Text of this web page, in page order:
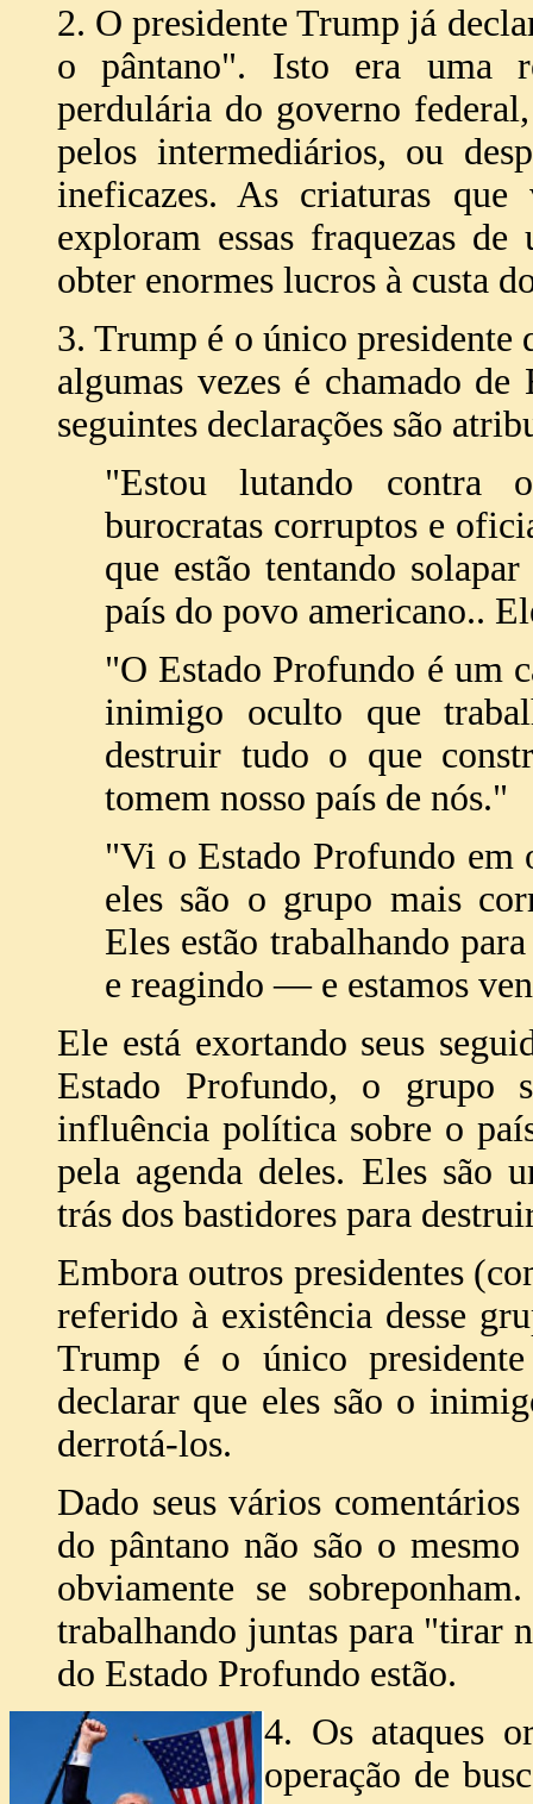
2. O presidente Trump já
o pântano". Isto era uma
perdulária do governo
pelos intermediários, ou
ineficazes. As criaturas
exploram essas fraquezas
obter enormes lucros à custa
3. Trump é o único presidente
algumas vezes é chamado
seguintes declarações são
"Estou lutando contra
burocratas corruptos e
que estão tentando
país do povo americano..
"O Estado Profundo é um
inimigo oculto que
destruir tudo o que
tomem nosso país de nós."
"Vi o Estado Profundo em
eles são o grupo mais
Eles estão trabalhando
e reagindo — e estamos
Ele está exortando seus
Estado Profundo, o grupo
influência política sobre o
pela agenda deles. Eles
trás dos bastidores para
Embora outros presidentes
referido à existência desse
Trump é o único
declarar que eles são o
derrotá-los.
Dado seus vários
do pântano não são o
obviamente se
trabalhando juntas para "tirar
do Estado Profundo estão.
4. Os ataques
operação de